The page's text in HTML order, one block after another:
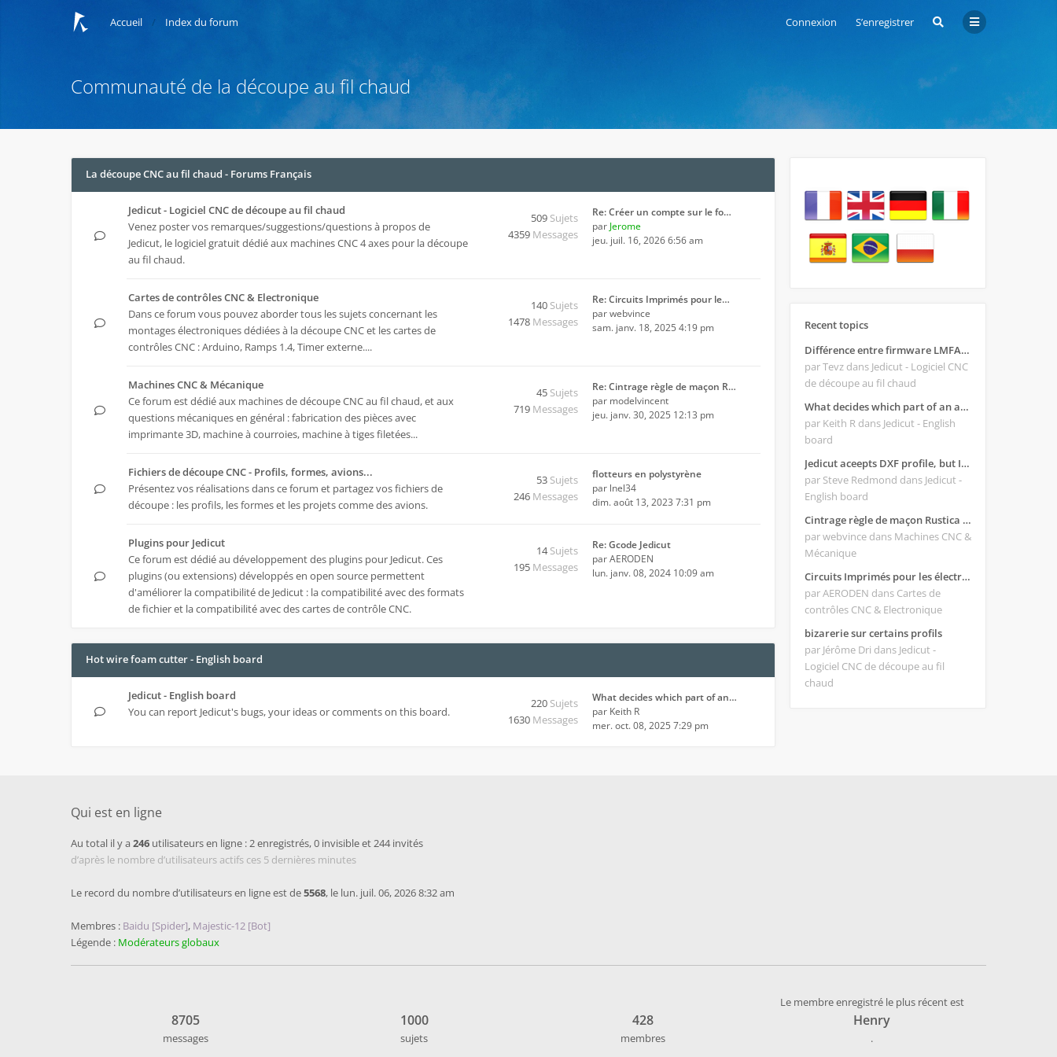
Connexion S’enregistrer
Accueil Index du forum
Communauté de la découpe au fil chaud
La découpe CNC au fil chaud - Forums Français
Jedicut - Logiciel CNC de découpe au fil chaud
Venez poster vos remarques/suggestions/questions à propos de
Jedicut, le logiciel gratuit dédié aux machines CNC 4 axes pour la découpe
au fil chaud.
509 Sujets
4359 Messages
Re: Créer un compte sur le fo…
par Jerome
jeu. juil. 16, 2026 6:56 am
Cartes de contrôles CNC & Electronique
Dans ce forum vous pouvez aborder tous les sujets concernant les
montages électroniques dédiées à la découpe CNC et les cartes de
contrôles CNC : Arduino, Ramps 1.4, Timer externe....
140 Sujets
1478 Messages
Re: Circuits Imprimés pour le…
parwebvince
sam. janv. 18, 2025 4:19 pm
Machines CNC & Mécanique
Ce forum est dédié aux machines de découpe CNC au fil chaud, et aux
questions mécaniques en général : fabrication des pièces avec
imprimante 3D, machine à courroies, machine à tiges filetées...
45 Sujets
719 Messages
Re: Cintrage règle de maçon R…
par modelvincent
jeu. janv. 30, 2025 12:13 pm
Fichiers de découpe CNC - Profils, formes, avions...
Présentez vos réalisations dans ce forum et partagez vos fichiers de
découpe : les profils, les formes et les projets comme des avions.
53 Sujets
246 Messages
flotteurs en polystyrène
par lnel34
dim. août 13, 2023 7:31 pm
Plugins pour Jedicut
Ce forum est dédié au développement des plugins pour Jedicut. Ces
plugins (ou extensions) développés en open source permettent
d'améliorer la compatibilité de Jedicut : la compatibilité avec des formats
de fichier et la compatibilité avec des cartes de contrôle CNC.
14Sujets
195 Messages
Re: Gcode Jedicut
parAERODEN
lun. janv. 08, 2024 10:09 am
Hot wire foam cutter - English board
Jedicut - English board
You can report Jedicut's bugs, your ideas or comments on this board.
220 Sujets
1630 Messages
What decides which part of an…
par Keith R
mer. oct. 08, 2025 7:29 pm
Recent topics
Différence entre firmware LMFAO_V4_8_0 et du GRBL
par Tevz dans Jedicut - Logiciel CNC
de découpe au fil chaud
What decides which part of an airfoil is the extrado and intrado?
par Keith R dans Jedicut - English
board
Jedicut aceepts DXF profile, but It won't cut (Icons grayed out)
par Steve Redmond dans Jedicut -
English board
Cintrage règle de maçon Rustica 2018C
par webvince dans Machines CNC &
Mécanique
Circuits Imprimés pour les électroniques:
par AERODEN dans Cartes de
contrôles CNC & Electronique
bizarerie sur certains profils
par Jérôme Dri dans Jedicut -
Logiciel CNC de découpe au fil
chaud
Qui est en ligne
Au total il y a 246 utilisateurs en ligne : 2 enregistrés, 0 invisible et 244 invités
d’après le nombre d’utilisateurs actifs ces 5 dernières minutes
Le record du nombre d’utilisateurs en ligne est de5568, le lun. juil. 06, 2026 8:32 am
Membres : Baidu [Spider], Majestic-12 [Bot]
Légende : Modérateurs globaux
8705
messages
1000
sujets
428
membres
Le membre enregistré le plus récent est
Henry
.